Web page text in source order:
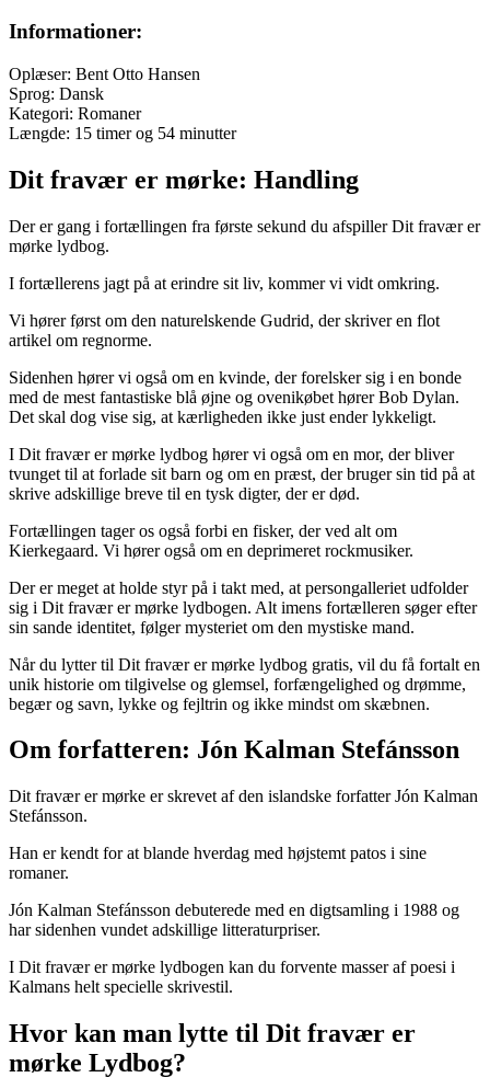
Informationer:
Oplæser: Bent Otto Hansen
Sprog: Dansk
Kategori: Romaner
Længde: 15 timer og 54 minutter
Dit fravær er mørke: Handling
Der er gang i fortællingen fra første sekund du afspiller Dit fravær er
mørke lydbog.
I fortællerens jagt på at erindre sit liv, kommer vi vidt omkring.
Vi hører først om den naturelskende Gudrid, der skriver en flot
artikel om regnorme.
Sidenhen hører vi også om en kvinde, der forelsker sig i en bonde
med de mest fantastiske blå øjne og ovenikøbet hører Bob Dylan.
Det skal dog vise sig, at kærligheden ikke just ender lykkeligt.
I Dit fravær er mørke lydbog hører vi også om en mor, der bliver
tvunget til at forlade sit barn og om en præst, der bruger sin tid på at
skrive adskillige breve til en tysk digter, der er død.
Fortællingen tager os også forbi en fisker, der ved alt om
Kierkegaard. Vi hører også om en deprimeret rockmusiker.
Der er meget at holde styr på i takt med, at persongalleriet udfolder
sig i Dit fravær er mørke lydbogen. Alt imens fortælleren søger efter
sin sande identitet, følger mysteriet om den mystiske mand.
Når du lytter til Dit fravær er mørke lydbog gratis, vil du få fortalt en
unik historie om tilgivelse og glemsel, forfængelighed og drømme,
begær og savn, lykke og fejltrin og ikke mindst om skæbnen.
Om forfatteren: Jón Kalman Stefánsson
Dit fravær er mørke er skrevet af den islandske forfatter Jón Kalman
Stefánsson.
Han er kendt for at blande hverdag med højstemt patos i sine
romaner.
Jón Kalman Stefánsson debuterede med en digtsamling i 1988 og
har sidenhen vundet adskillige litteraturpriser.
I Dit fravær er mørke lydbogen kan du forvente masser af poesi i
Kalmans helt specielle skrivestil.
Hvor kan man lytte til Dit fravær er
mørke Lydbog?